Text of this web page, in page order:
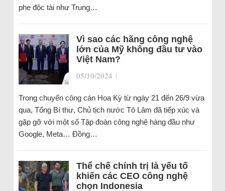
phe độc tài như Trung…
Vì sao các hãng công nghệ
lớn của Mỹ không đầu tư vào
Việt Nam?
05/10/2024 |
Trong chuyến công cán Hoa Kỳ từ ngày 21 đến 26/9 vừa
qua, Tổng Bí thư, Chủ tịch nước Tô Lâm đã tiếp xúc và
gặp gỡ với một số Tập đoàn công nghệ hàng đầu như
Google, Meta… Đồng…
Thể chế chính trị là yếu tố
khiến các CEO công nghệ
chọn Indonesia